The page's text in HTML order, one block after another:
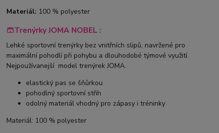
Materiál: 100 % polyester
🩳Trenýrky JOMA NOBEL :
Lehké sportovní trenýrky bez vnitřních slipů, navržené pro
maximální pohodlí při pohybu a dlouhodobé týmové využití.
Nejpoužívanejší model trenýrek JOMA.
elastický pas se šňůrkou
pohodlný sportovní střih
odolný materiál vhodný pro zápasy i tréninky
Materiál: 100 % polyester